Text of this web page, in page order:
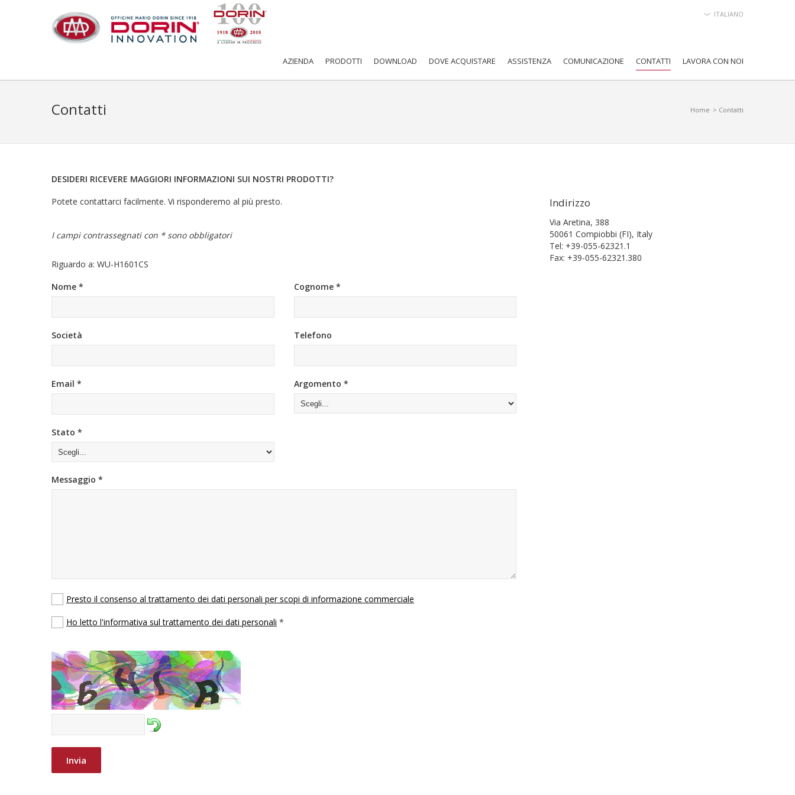
ITALIANO
AZIENDA PRODOTTI DOWNLOAD DOVE ACQUISTARE ASSISTENZA COMUNICAZIONE CONTATTI LAVORA CON NOI
Contatti Home > Contatti
DESIDERI RICEVERE MAGGIORI INFORMAZIONI SUI NOSTRI PRODOTTI?
Potete contattarci facilmente. Vi risponderemo al più presto.
I campi contrassegnati con * sono obbligatori
Riguardo a: WU-H1601CS
Nome *
Cognome *
Società Telefono
Email * Argomento *
Stato *
Messaggio *
Presto il consenso al trattamento dei dati personali per scopi di informazione commerciale
Ho letto l'informativa sul trattamento dei dati personali *
Invia
Indirizzo
Via Aretina, 388
50061 Compiobbi (FI), Italy
Tel: +39-055-62321.1
Fax: +39-055-62321.380